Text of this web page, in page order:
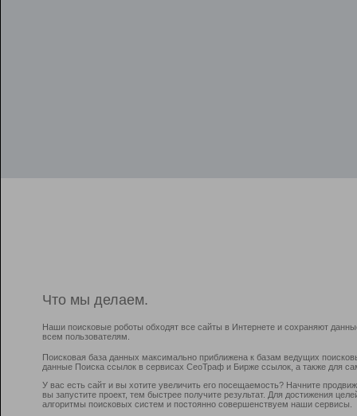
Что мы делаем.
Наши поисковые роботы обходят все сайты в Интернете и сохраняют
всем пользователям.
Поисковая база данных максимально приближена к базам ведущих
данные Поиска ссылок в сервисах СеоТраф и Бирже ссылок, а также для
У вас есть сайт и вы хотите увеличить его посещаемость? Начните
вы запустите проект, тем быстрее получите результат. Для достижения
алгоритмы поисковых систем и постоянно совершенствуем наши сервисы.